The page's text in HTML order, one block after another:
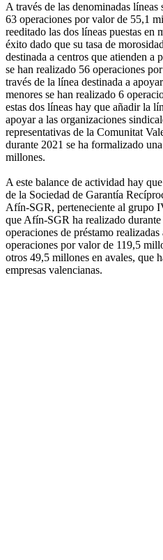
A través de las denominadas
63 operaciones por valor de 55,1
reeditado las dos líneas puestas en
éxito dado que su tasa de
destinada a centros que atienden a
se han realizado 56 operaciones
través de la línea destinada a
menores se han realizado 6
estas dos líneas hay que añadir la
apoyar a las organizaciones
representativas de la Comunitat
durante 2021 se ha formalizado
millones.
A este balance de actividad hay
de la Sociedad de Garantía
Afín-SGR, perteneciente al grupo
que Afín-SGR ha realizado durante
operaciones de préstamo
operaciones por valor de 119,5
otros 49,5 millones en avales, que
empresas valencianas.